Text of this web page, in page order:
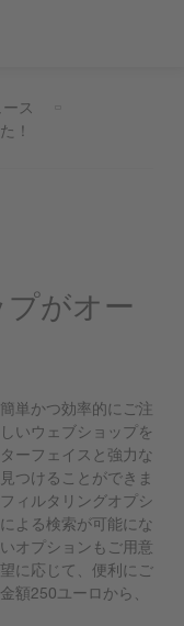
ス
！
がオー
単かつ効率的にご注
いウェブショップを
ーフェイスと強力な
つけることができま
ィルタリングオプシ
よる検索が可能にな
オプションもご用意
に応じて、便利にご
額250ユーロから、